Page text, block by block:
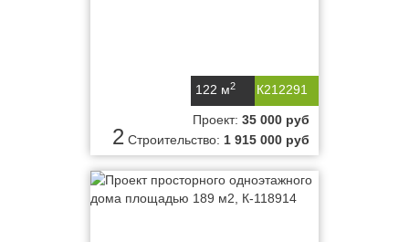
К212291
122 м2
2
Проект: 35 000 руб
Строительство: 1 915 000 руб